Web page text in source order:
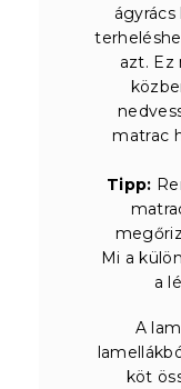
azt. Ez
matrac
Tipp:
Mi a
a
A
köt